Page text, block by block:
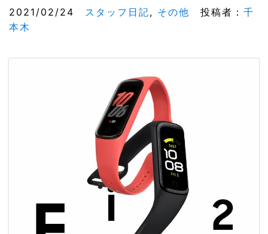
2021/02/24 スタッフ日記, その他 投稿者： 千
本木